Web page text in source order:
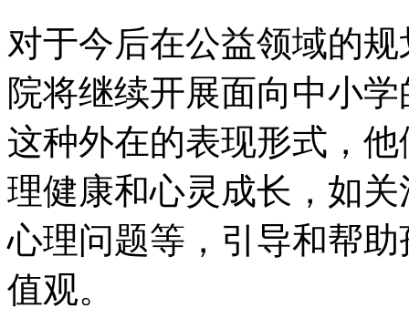
对于今后在公益领域的
院将继续开展面向中小
这种外在的表现形式，
理健康和心灵成长，如
心理问题等，引导和帮
值观。